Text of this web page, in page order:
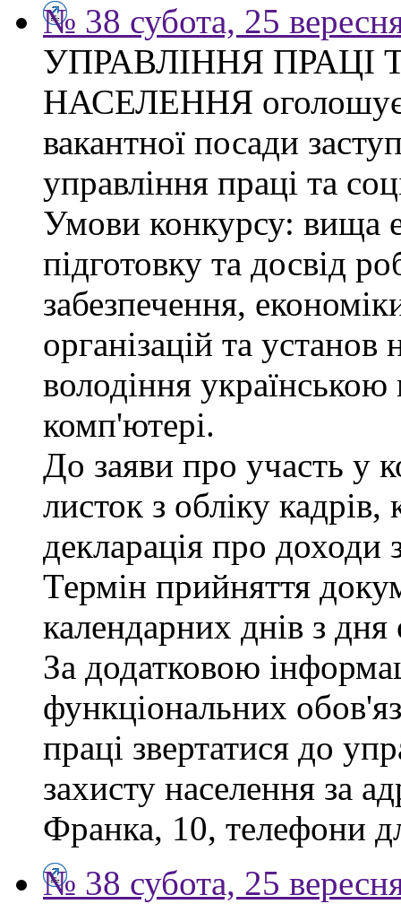
№ 38 субота, 25
УПРАВЛІННЯ ПРАЦІ
НАСЕЛЕННЯ оголошує
вакантної посади
управління праці та
Умови конкурсу: вища
підготовку та досвід
забезпечення,
організацій та
володіння
комп'ютері.
До заяви про участь у
листок з обліку
декларація про доходи
Термін прийняття
календарних днів з
За додатковою
функціональних
праці звертатися до
захисту населення за
Франка, 10, телефони
№ 38 субота, 25